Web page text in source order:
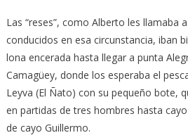
Las “reses”, como Alberto les llamaba
conducidos en esa circunstancia, iban
lona encerada hasta llegar a punta
Camagüey, donde los esperaba el
Leyva (El Ñato) con su pequeño bote,
en partidas de tres hombres hasta
de cayo Guillermo.